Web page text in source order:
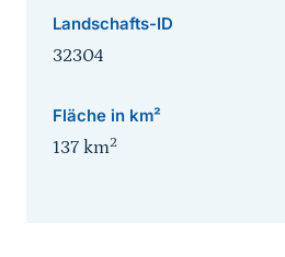
Landschafts-ID
32304
Fläche in km²
137 km2